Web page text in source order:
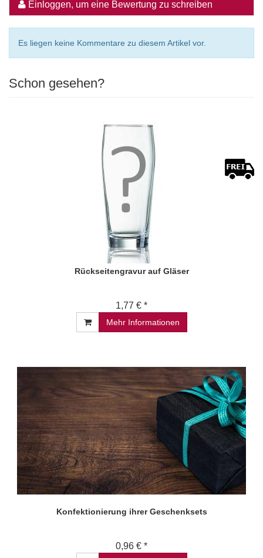
Einloggen, um eine Bewertung zu schreiben
Es liegen keine Kommentare zu diesem Artikel vor.
Schon gesehen?
Rückseitengravur auf Gläser
1,77 € *
Mehr Informationen
Konfektionierung ihrer Geschenksets
0,96 € *